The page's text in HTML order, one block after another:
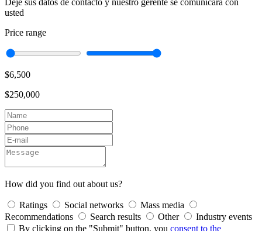
Deje sus datos de contacto y nuestro gerente se comunicará con
usted
Price range
$6,500
$250,000
How did you find out about us?
Ratings Social networks
Mass media
Recommendations
Search results Other
Industry events
By clicking on the "Submit" button, you consent to the